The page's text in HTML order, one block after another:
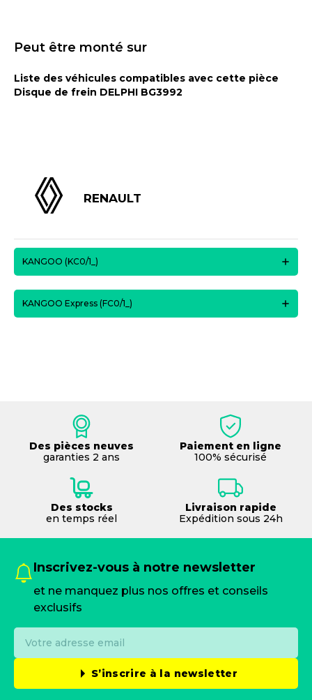
Peut être monté sur
Liste des véhicules compatibles avec cette pièce
Disque de frein DELPHI BG3992
RENAULT
KANGOO (KC0/1_)
KANGOO Express (FC0/1_)
Des pièces neuves
garanties 2 ans
Paiement en ligne
100% sécurisé
Des stocks
en temps réel
Livraison rapide
Expédition sous 24h
Inscrivez-vous à notre newsletter
et ne manquez plus nos offres et conseils
exclusifs
S’inscrire à la newsletter